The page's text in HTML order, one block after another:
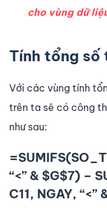
cho vùng dữ
Tính tổng số
Với các vùng tính
trên ta sẽ có công
như sau:
“<” & $G$7) –
C11, NGAY, “<”